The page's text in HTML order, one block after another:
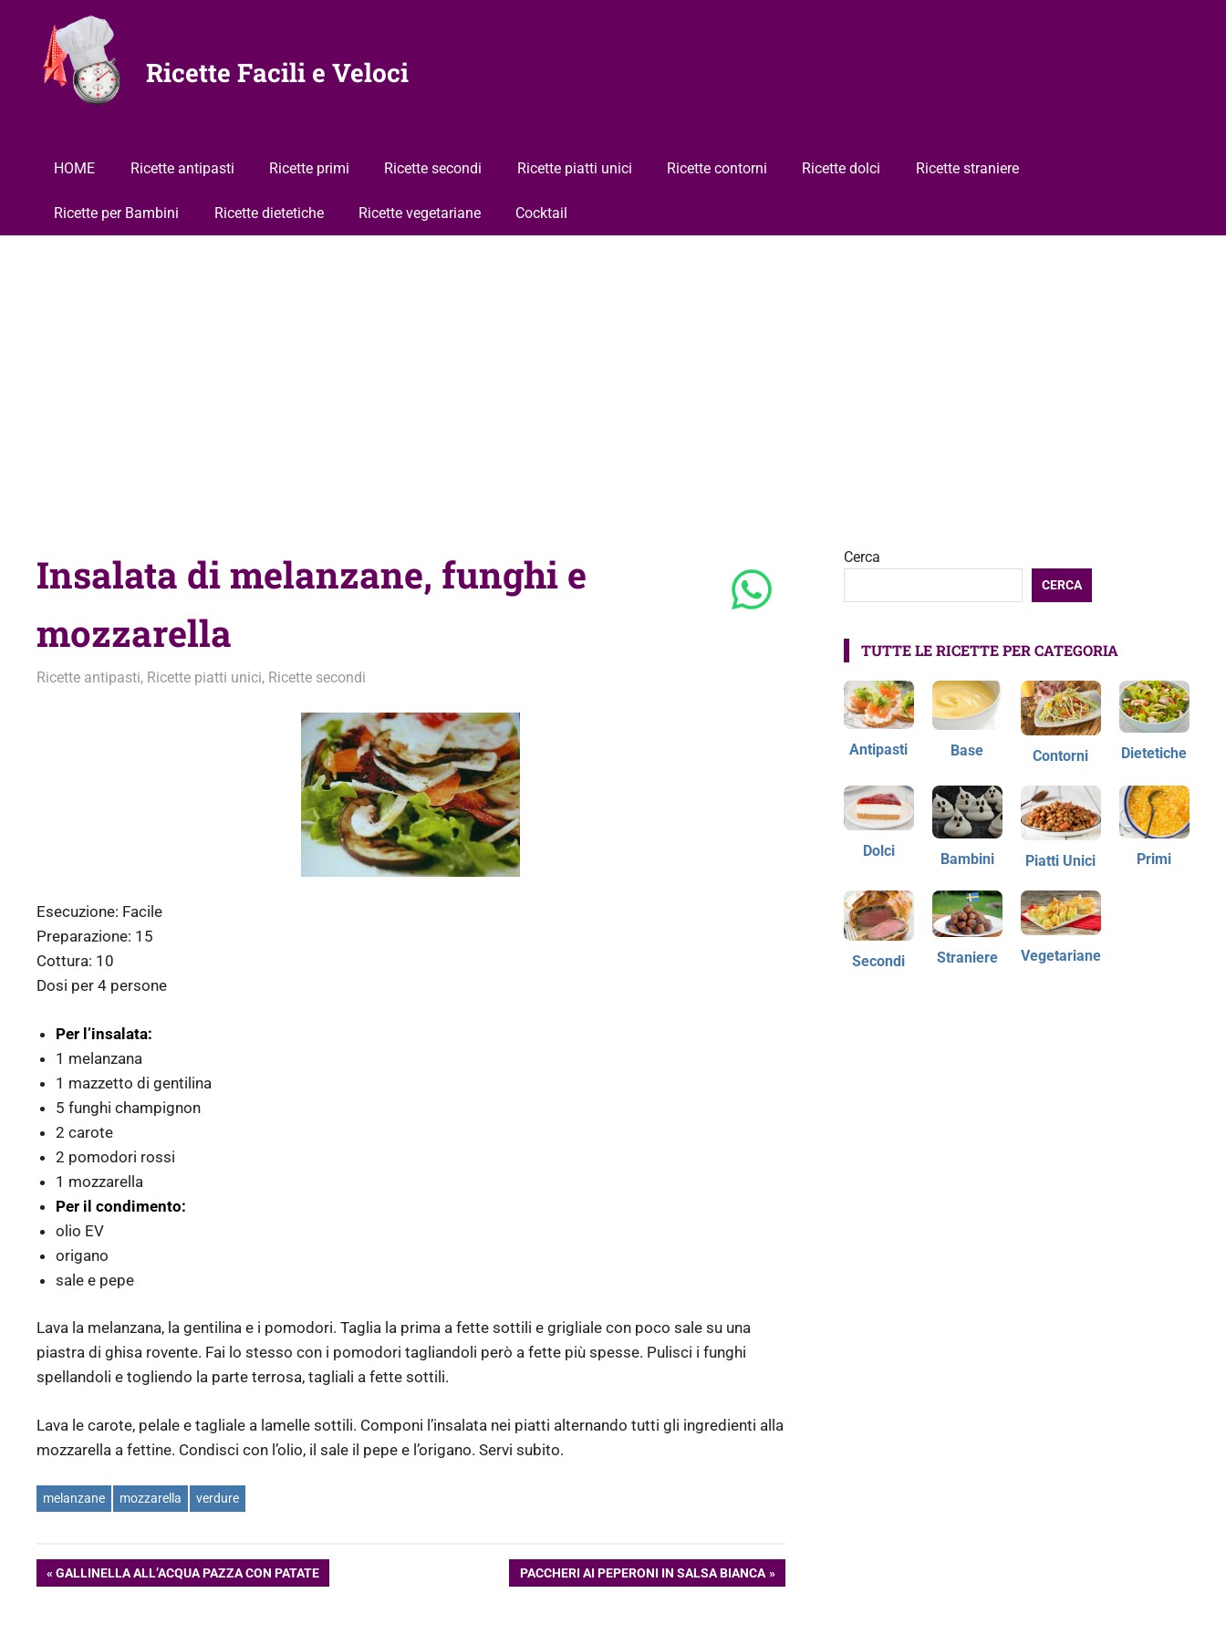
contenuto
Ricette Facili e Veloci
HOME Ricette antipasti Ricette primi Ricette secondi Ricette piatti unici Ricette contorni Ricette dolci Ricette straniere
Ricette per Bambini Ricette dietetiche Ricette vegetariane Cocktail
Insalata di melanzane, funghi e
mozzarella
9 Dicembre 2010
admin
Ricette antipasti, Ricette piatti unici, Ricette secondi
Esecuzione: Facile
Preparazione: 15
Cottura: 10
Dosi per 4 persone
Per l’insalata:
1 melanzana
1 mazzetto di gentilina
5 funghi champignon
2 carote
2 pomodori rossi
1 mozzarella
Per il condimento:
olio EV
origano
sale e pepe
Lava la melanzana, la gentilina e i pomodori. Taglia la prima a fette sottili e grigliale con poco sale su una
piastra di ghisa rovente. Fai lo stesso con i pomodori tagliandoli però a fette più spesse. Pulisci i funghi
spellandoli e togliendo la parte terrosa, tagliali a fette sottili.
Lava le carote, pelale e tagliale a lamelle sottili. Componi l’insalata nei piatti alternando tutti gli ingredienti alla
mozzarella a fettine. Condisci con l’olio, il sale il pepe e l’origano. Servi subito.
melanzane mozzarella verdure
Navigazione
ARTICOLO
GALLINELLA ALL’ACQUA PAZZA CON PATATE
ARTICOLO
PACCHERI AI PEPERONI IN SALSA BIANCA
Cerca
CERCA
TUTTE LE RICETTE PER CATEGORIA
Antipasti Base Contorni Dietetiche
Dolci Bambini Piatti Unici Primi
Secondi Straniere Vegetariane